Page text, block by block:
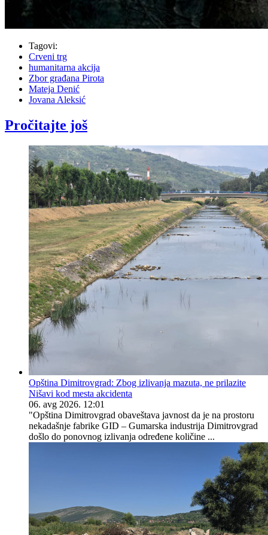
Tagovi:
Crveni trg
humanitarna akcija
Zbor građana Pirota
Mateja Denić
Jovana Aleksić
Pročitajte još
Opština Dimitrovgrad: Zbog izlivanja mazuta, ne prilazite
Nišavi kod mesta akcidenta
06. avg 2026. 12:01
"Opština Dimitrovgrad obaveštava javnost da je na prostoru
nekadašnje fabrike GID – Gumarska industrija Dimitrovgrad
došlo do ponovnog izlivanja određene količine ...